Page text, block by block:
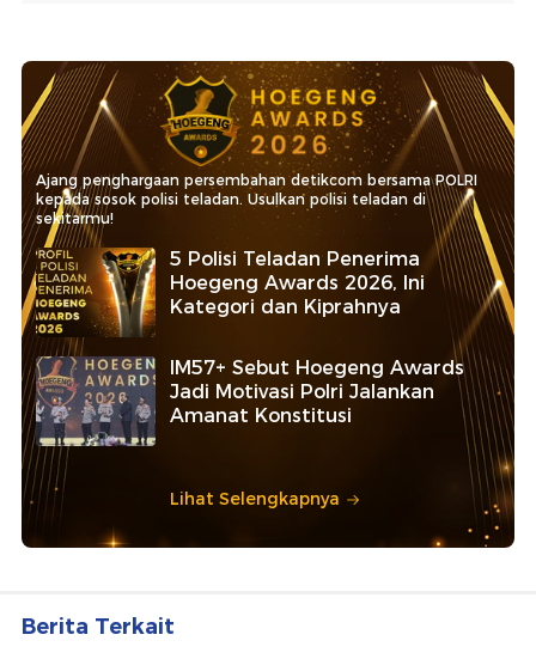
Ajang penghargaan persembahan detikcom bersama POLRI
kepada sosok polisi teladan. Usulkan polisi teladan di
sekitarmu!
5 Polisi Teladan Penerima
Hoegeng Awards 2026, Ini
Kategori dan Kiprahnya
IM57+ Sebut Hoegeng Awards
Jadi Motivasi Polri Jalankan
Amanat Konstitusi
Lihat Selengkapnya
Berita Terkait